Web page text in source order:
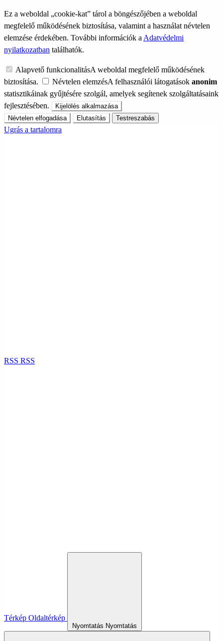
Ez a weboldal „cookie-kat” tárol a böngészőjében a weboldal
megfelelő működésének biztosítása, valamint a használat névtelen
elemzése érdekében. További információk a Adatvédelmi
nyilatkozatban találhatók.
Alapvető funkcionalitásA weboldal megfelelő működésének
biztosítása.
Névtelen elemzésA felhasználói látogatások anonim
statisztikáinak gyűjtésére szolgál, amelyek segítenek szolgáltatásaink
fejlesztésében.
Kijelölés alkalmazása
Névtelen elfogadása
Elutasítás Testreszabás
Ugrás a tartalomra
RSS RSS
Térkép Oldaltérkép
Nyomtatás Nyomtatás